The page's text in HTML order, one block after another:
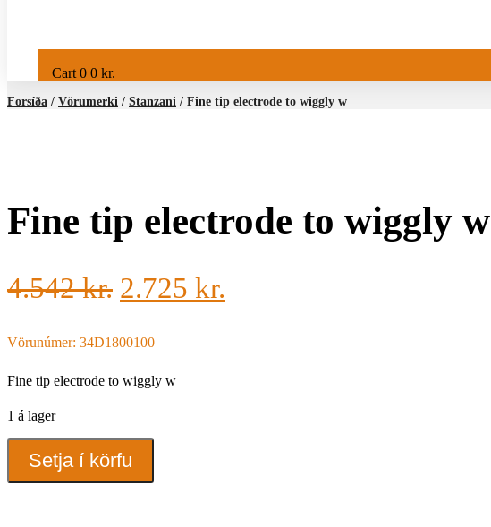
Cart 0 0 kr.
Forsíða / Vörumerki / Stanzani / Fine tip electrode to wiggly w
Fine tip electrode to wiggly w
4.542kr. 2.725 kr.
Vörunúmer: 34D1800100
Fine tip electrode to wiggly w
1 á lager
Fine
Setja í körfu